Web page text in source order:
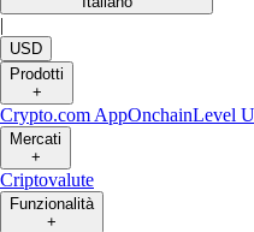
|
USD
Prodotti
+
Crypto.com AppOnchainLevel
Mercati
+
Criptovalute
Funzionalità
+